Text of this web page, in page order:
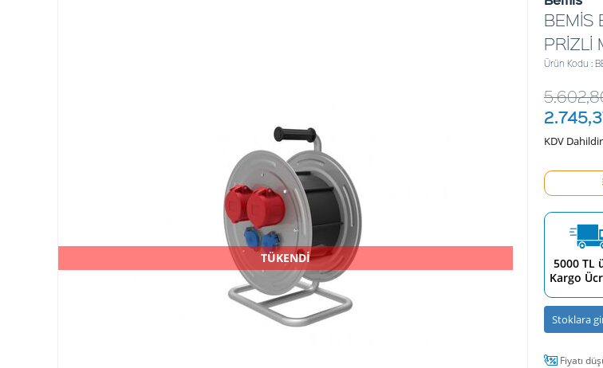
TÜKENDİ
BEMİS
PRİZLİ
Ürün Kodu :
KDV
5000 TL
Kargo
Stoklara
Fiyatı